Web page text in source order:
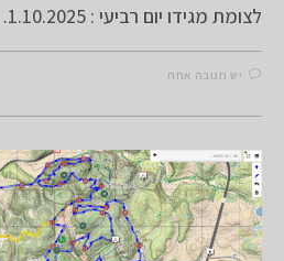
לצומת מגידו יום רביעי : 1.10.2025…
יש תגובה אחת